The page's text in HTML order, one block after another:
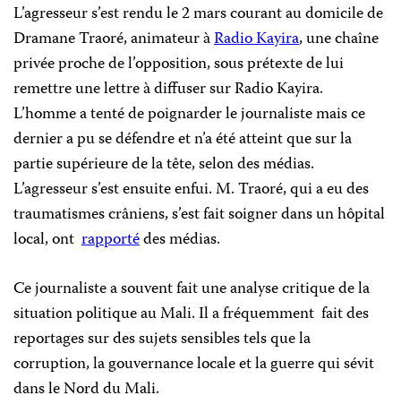
L’agresseur s’est rendu le 2 mars courant au domicile de
Dramane Traoré, animateur àRadio Kayira, une chaîne
privée proche de l’opposition, sous prétexte de lui
remettre une lettre à diffuser sur Radio Kayira.
L’homme a tenté de poignarder le journaliste mais ce
dernier a pu se défendre et n’a été atteint que sur la
partie supérieure de la tête, selon des médias.
L’agresseur s’est ensuite enfui. M. Traoré, qui a eu des
traumatismes crâniens, s’est fait soigner dans un hôpital
local, ont rapportédes médias.
Ce journaliste a souvent fait une analyse critique de la
situation politique au Mali. Il a fréquemment fait des
reportages sur des sujets sensibles tels que la
corruption, la gouvernance locale et la guerre qui sévit
dans le Nord du Mali.